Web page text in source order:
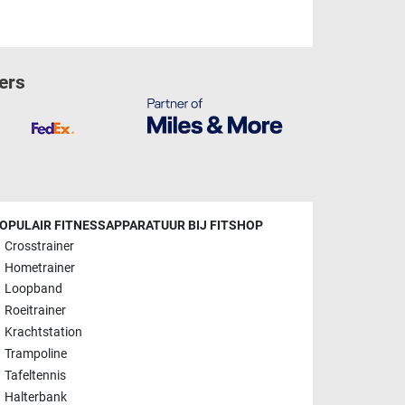
FITNESSAPPARATUUR BIJ FITSHOP
Crosstrainer
Hometrainer
Loopband
Roeitrainer
Krachtstation
Trampoline
Tafeltennis
Halterbank